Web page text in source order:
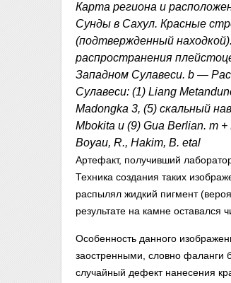
Карта региона и
Сунды в Сахул. Красные
(подтвержденный
распространения
Западном Сулавеси. b —
Сулавеси: (1) Liang
Madongka 3, (5) скальный
Mbokita и (9) Gua Berlian. m
Boyau, R., Hakim, B. etal
Артефакт, получивший
Техника создания таких
распылял жидкий пигмент
результате на камне оставался
Особенность данного
заостренными, словно фаланги
случайный дефект нанесения